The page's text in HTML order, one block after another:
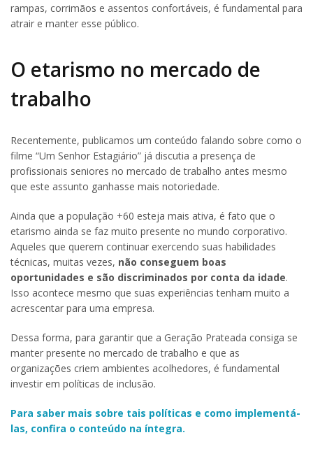
rampas, corrimãos e assentos confortáveis, é fundamental para
atrair e manter esse público.
O etarismo no mercado de
trabalho
Recentemente, publicamos um conteúdo falando sobre como o
filme “Um Senhor Estagiário” já discutia a presença de
profissionais seniores no mercado de trabalho antes mesmo
que este assunto ganhasse mais notoriedade.
Ainda que a população +60 esteja mais ativa, é fato que o
etarismo ainda se faz muito presente no mundo corporativo.
Aqueles que querem continuar exercendo suas habilidades
técnicas, muitas vezes, não conseguem boas
oportunidades e são discriminados por conta da idade.
Isso acontece mesmo que suas experiências tenham muito a
acrescentar para uma empresa.
Dessa forma, para garantir que a Geração Prateada consiga se
manter presente no mercado de trabalho e que as
organizações criem ambientes acolhedores, é fundamental
investir em políticas de inclusão.
Para saber mais sobre tais políticas e como implementá-
las, confira o conteúdo na íntegra.